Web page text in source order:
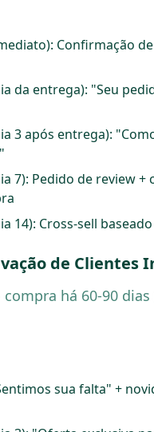
Confirmação
da entrega): "Seu
3 após entrega):
7): Pedido de review +
14): Cross-sell
de Clientes
há 60-90
sua falta" +